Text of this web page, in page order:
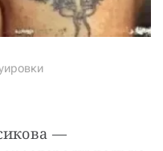
—